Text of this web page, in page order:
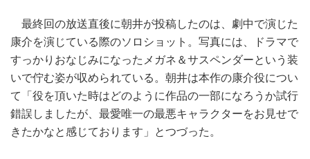
最終回の放送直後に朝井が投稿したのは、劇中で演じた
康介を演じている際のソロショット。写真には、ドラマで
すっかりおなじみになったメガネ＆サスペンダーという装
いで佇む姿が収められている。朝井は本作の康介役につい
て「役を頂いた時はどのように作品の一部になろうか試行
錯誤しましたが、最愛唯一の最悪キャラクターをお見せで
きたかなと感じております」とつづった。